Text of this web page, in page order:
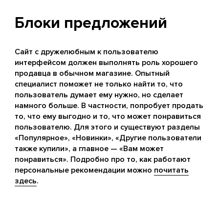
Блоки предложений
Сайт с дружелюбным к пользователю
интерфейсом должен выполнять роль хорошего
продавца в обычном магазине. Опытный
специалист поможет не только найти то, что
пользователь думает ему нужно, но сделает
намного больше. В частности, попробует продать
то, что ему выгодно и то, что может понравиться
пользователю. Для этого и существуют разделы
«Популярное», «Новинки», «Другие пользователи
также купили», а главное — «Вам может
понравиться». Подробно про то, как работают
персональные рекомендации можно почитать
здесь.